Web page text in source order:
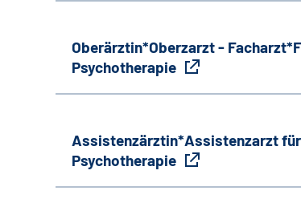
Oberärztin*Oberzarzt -
Psychotherapie
Assistenzärztin*Assistenzarzt
Psychotherapie